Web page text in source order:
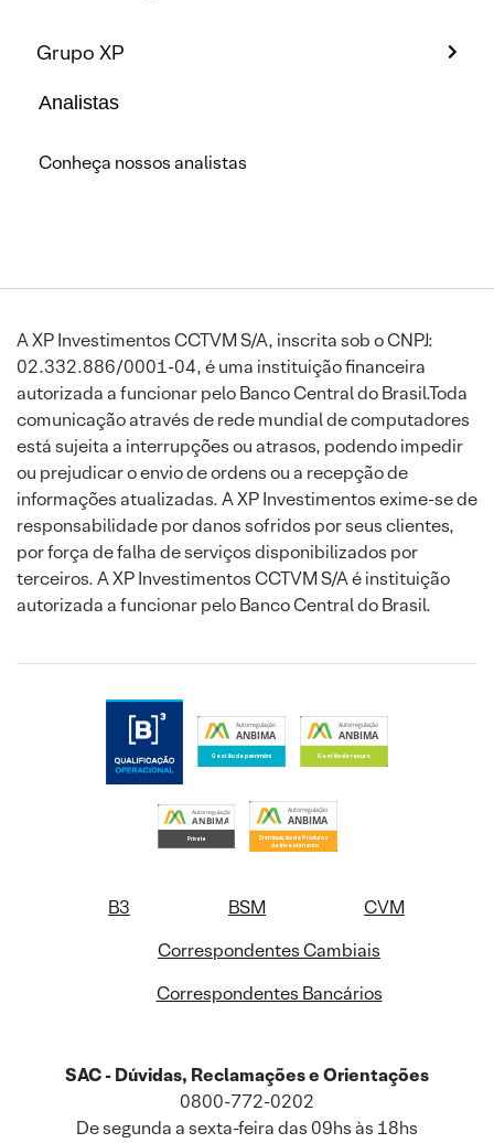
Grupo XP
Analistas
Conheça nossos analistas
A XP Investimentos CCTVM S/A, inscrita sob o CNPJ:
02.332.886/0001-04, é uma instituição financeira
autorizada a funcionar pelo Banco Central do Brasil.Toda
comunicação através de rede mundial de computadores
está sujeita a interrupções ou atrasos, podendo impedir
ou prejudicar o envio de ordens ou a recepção de
informações atualizadas. A XP Investimentos exime-se de
responsabilidade por danos sofridos por seus clientes,
por força de falha de serviços disponibilizados por
terceiros. A XP Investimentos CCTVM S/A é instituição
autorizada a funcionar pelo Banco Central do Brasil.
B3 BSM
CVM
Correspondentes Cambiais
Correspondentes Bancários
SAC - Dúvidas, Reclamações e Orientações
0800-772-0202
De segunda a sexta-feira das 09hs às 18hs